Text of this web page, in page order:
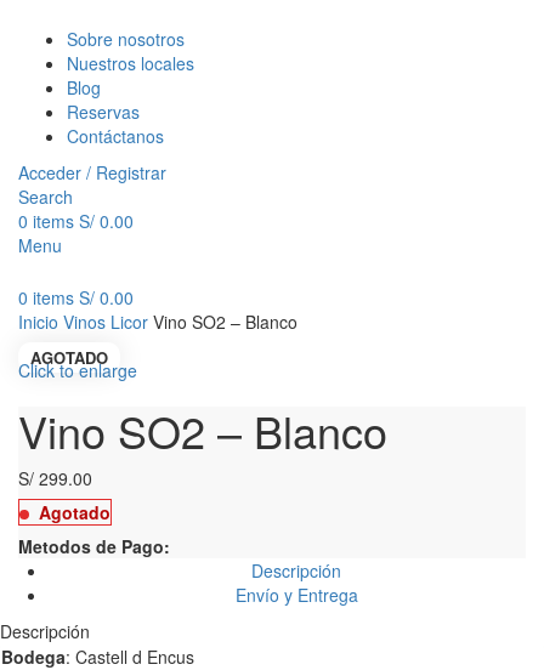
Sobre nosotros
Nuestros locales
Blog
Reservas
Contáctanos
Acceder / Registrar
Search
0 items S/ 0.00
Menu
0 items S/ 0.00
Inicio Vinos Licor Vino SO2 – Blanco
AGOTADO
Click to enlarge
Vino SO2 – Blanco
S/ 299.00
Agotado
Metodos de Pago:
Descripción
Envío y Entrega
Descripción
Bodega: Castell d Encus